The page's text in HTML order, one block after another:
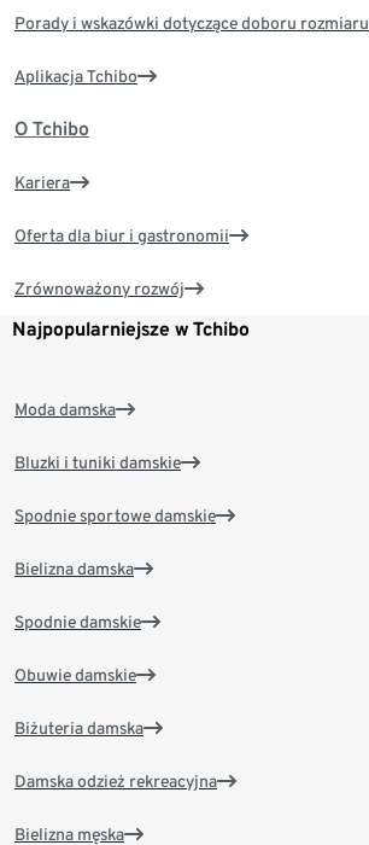
Porady i wskazówki dotyczące doboru rozmiaru
Aplikacja Tchibo
O Tchibo
Kariera
Oferta dla biur i gastronomii
Zrównoważony rozwój
Najpopularniejsze w Tchibo
Moda damska
Bluzki i tuniki damskie
Spodnie sportowe damskie
Bielizna damska
Spodnie damskie
Obuwie damskie
Biżuteria damska
Damska odzież rekreacyjna
Bielizna męska